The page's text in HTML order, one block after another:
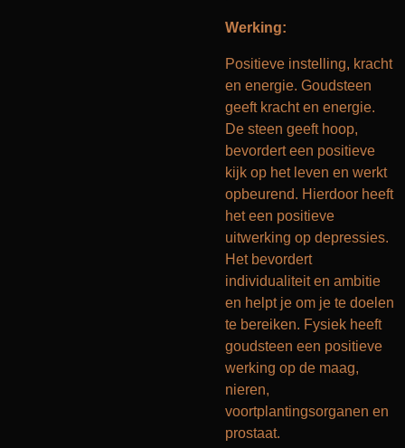
Werking:
Positieve instelling, kracht
en energie. Goudsteen
geeft kracht en energie.
De steen geeft hoop,
bevordert een positieve
kijk op het leven en werkt
opbeurend. Hierdoor heeft
het een positieve
uitwerking op depressies.
Het bevordert
individualiteit en ambitie
en helpt je om je te doelen
te bereiken. Fysiek heeft
goudsteen een positieve
werking op de maag,
nieren,
voortplantingsorganen en
prostaat.